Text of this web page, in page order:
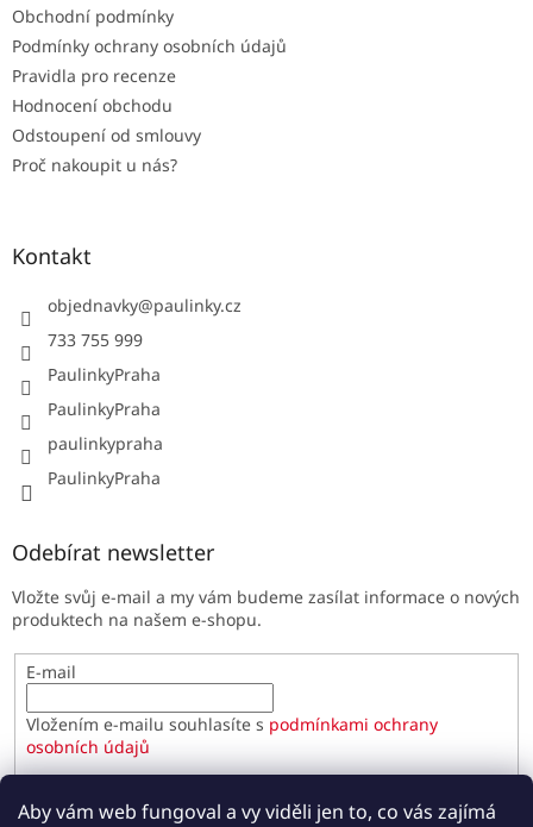
Aby vám web fungoval a vy viděli jen to, co vás zajímá
Obchodní podmínky
Podmínky ochrany osobních údajů
Pravidla pro recenze
Hodnocení obchodu
Odstoupení od smlouvy
Proč nakoupit u nás?
Kontakt
objednavky@paulinky.cz
733 755 999
PaulinkyPraha
PaulinkyPraha
paulinkypraha
PaulinkyPraha
Odebírat newsletter
Vložte svůj e-mail a my vám budeme zasílat informace o nových
produktech na našem e-shopu.
E-mail
Vložením e-mailu souhlasíte s podmínkami ochrany
osobních údajů
PŘIHLÁSIT SE